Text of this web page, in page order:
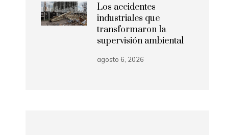
Los accidentes
industriales que
transformaron la
supervisión ambiental
agosto 6, 2026